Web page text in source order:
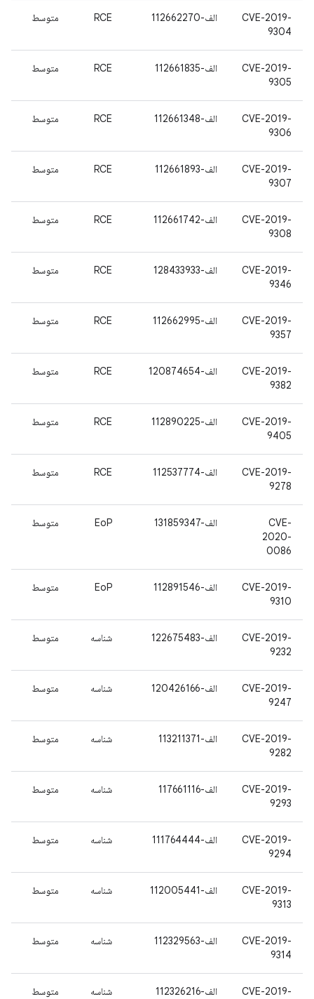
CVE-2019-
9304
الف-112662270 RCE متوسط
CVE-2019-
9305
الف-112661835 RCE متوسط
CVE-2019-
9306
الف-112661348 RCE متوسط
CVE-2019-
9307
الف-112661893 RCE متوسط
CVE-2019-
9308
الف-112661742 RCE متوسط
CVE-2019-
9346
الف-128433933 RCE متوسط
CVE-2019-
9357
الف-112662995 RCE متوسط
CVE-2019-
9382
الف-120874654 RCE متوسط
CVE-2019-
9405
الف-112890225 RCE متوسط
CVE-2019-
9278
الف-112537774 RCE متوسط
CVE-
2020-
0086
الف-131859347 EoP متوسط
CVE-2019-
9310
الف-112891546 EoP متوسط
CVE-2019-
9232
الف-122675483 شناسه متوسط
CVE-2019-
9247
الف-120426166 شناسه متوسط
CVE-2019-
9282
الف-113211371 شناسه متوسط
CVE-2019-
9293
الف-117661116 شناسه متوسط
CVE-2019-
9294
الف-111764444 شناسه متوسط
CVE-2019-
9313
الف-112005441 شناسه متوسط
CVE-2019-
9314
الف-112329563 شناسه متوسط
CVE-2019- الف-112326216 شناسه متوسط